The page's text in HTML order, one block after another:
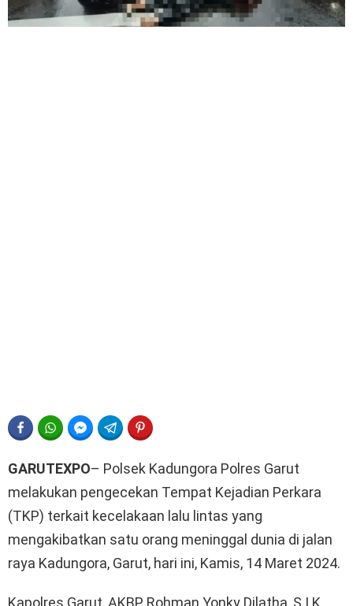
FACEBOOKWHATSAPPFACEBOOK MESSENGER
TELEGRAM
GARUTEXPO– Polsek Kadungora Polres Garut
melakukan pengecekan Tempat Kejadian Perkara
(TKP) terkait kecelakaan lalu lintas yang
mengakibatkan satu orang meninggal dunia di jalan
raya Kadungora, Garut, hari ini, Kamis, 14 Maret 2024.
Kapolres Garut, AKBP Rohman Yonky Dilatha, S.I.K..,